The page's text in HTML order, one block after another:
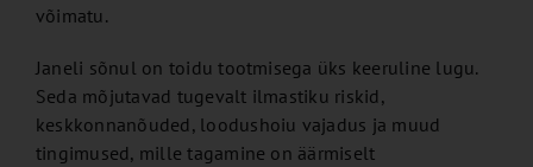
võimatu.
Janeli sõnul on toidu tootmisega üks keeruline lugu.
Seda mõjutavad tugevalt ilmastiku riskid,
keskkonnanõuded, loodushoiu vajadus ja muud
tingimused, mille tagamine on äärmiselt